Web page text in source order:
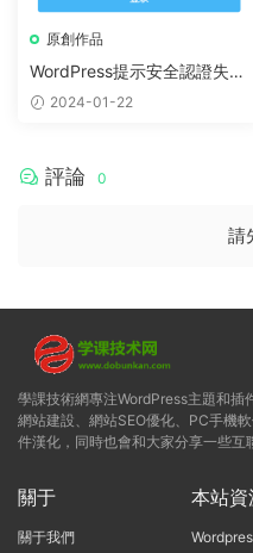
原創作品
WordPress提示安全認證失
敗，請重試（解決方法）
2024-01-22
評論 0
請
學課技術網專注WordPress主題和插
網站建設、網站SEO優化、PC手機
件漢化，同時也會和大家分享一些互
關于
關于我們
本站資